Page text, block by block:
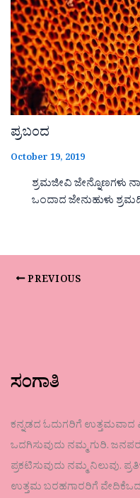
ಪ್ರಬಂದ
October 19, 2019
ಶ್ರಮಜೀವಿ ಜೇನ್ನೊಣಗಳು
ಒಂದಾದ ಜೇನುಹುಳು
PREVIOUS
ಸಂಗಾತಿ
ಕನ್ನಡದ ಓದುಗರಿಗೆ ಉತ್ತಮವಾದ
ಒದಗಿಸುವುದು ನಮ್ಮ ಗುರಿ.
ಪ್ರಕಟಿಸುವುದು ನಮ್ಮ
ಉತ್ತಮ ಬರಹಗಾರರಿಗೆ